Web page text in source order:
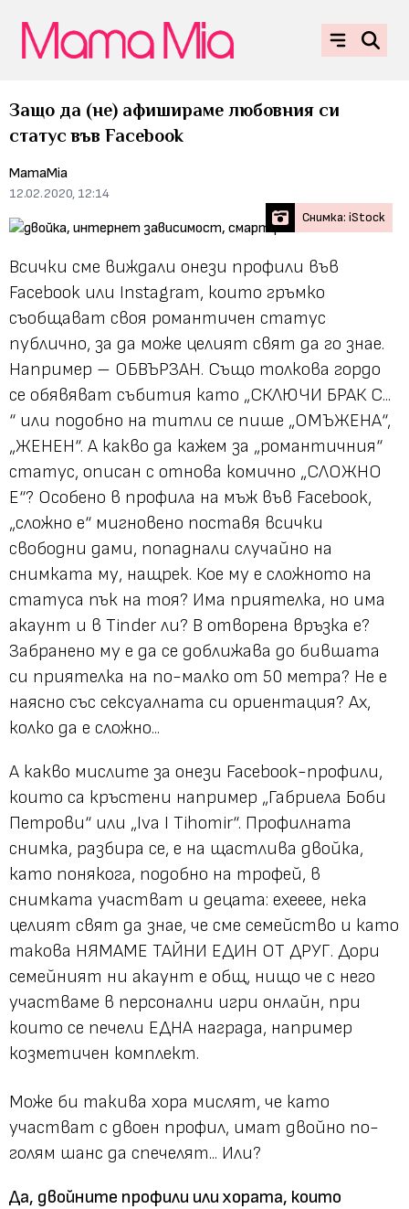
Защо да (не) афишираме любовния си
статус във Facebook
MamaMia
12.02.2020, 12:14
Снимка: iStock
Всички сме виждали онези профили във
Facebook или Instagram, които гръмко
съобщават своя романтичен статус
публично, за да може целият свят да го знае.
Например – ОБВЪРЗАН. Също толкова гордо
се обявяват събития като „СКЛЮЧИ БРАК С...
“ или подобно на титли се пише „ОМЪЖЕНА“,
„ЖЕНЕН“. А какво да кажем за „романтичния“
статус, описан с отнова комично „СЛОЖНО
Е“? Особено в профила на мъж във Facebook,
„сложно е“ мигновено поставя всички
свободни дами, попаднали случайно на
снимката му, нащрек. Кое му е сложното на
статуса пък на тоя? Има приятелка, но има
акаунт и в Tinder ли? В отворена връзка е?
Забранено му е да се доближава до бившата
си приятелка на по-малко от 50 метра? Не е
наясно със сексуалната си ориентация? Ах,
колко да е сложно...
А какво мислите за онези Facebook-профили,
които са кръстени например „Габриела Боби
Петрови“ или „Iva I Tihomir“. Профилната
снимка, разбира се, е на щастлива двойка,
като понякога, подобно на трофей, в
снимката участват и децата: ехееее, нека
целият свят да знае, че сме семейство и като
такова НЯМАМЕ ТАЙНИ ЕДИН ОТ ДРУГ. Дори
семейният ни акаунт е общ, нищо че с него
участваме в персонални игри онлайн, при
които се печели ЕДНА награда, например
козметичен комплект.
Може би такива хора мислят, че като
участват с двоен профил, имат двойно по-
голям шанс да спечелят... Или?
Да, двойните профили или хората, които